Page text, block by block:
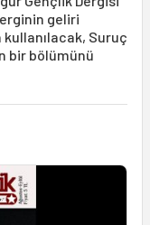
geliri
Suruç
bir bölümünü